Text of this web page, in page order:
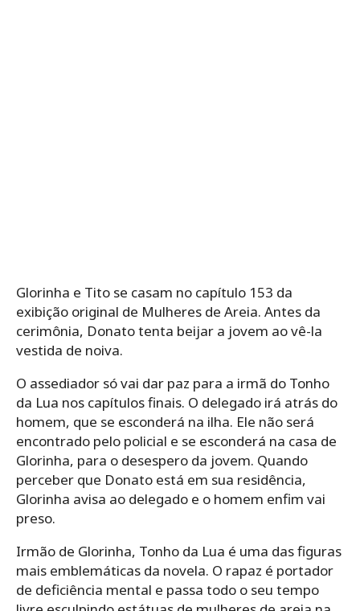
Glorinha e Tito se casam no capítulo 153 da
exibição original de Mulheres de Areia. Antes da
cerimônia, Donato tenta beijar a jovem ao vê-la
vestida de noiva.
O assediador só vai dar paz para a irmã do Tonho
da Lua nos capítulos finais. O delegado irá atrás do
homem, que se esconderá na ilha. Ele não será
encontrado pelo policial e se esconderá na casa de
Glorinha, para o desespero da jovem. Quando
perceber que Donato está em sua residência,
Glorinha avisa ao delegado e o homem enfim vai
preso.
Irmão de Glorinha, Tonho da Lua é uma das figuras
mais emblemáticas da novela. O rapaz é portador
de deficiência mental e passa todo o seu tempo